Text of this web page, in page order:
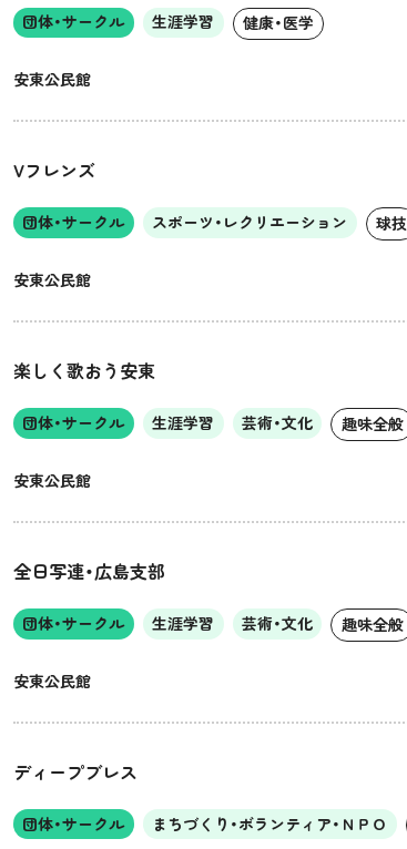
団体・サークル 生涯学習 健康・医学
安東公民館
Vフレンズ
団体・サークル スポーツ・レクリエーション 球技
安東公民館
楽しく歌おう安東
団体・サークル 生涯学習 芸術・文化 趣味全般
安東公民館
全日写連・広島支部
団体・サークル 生涯学習 芸術・文化 趣味全般
安東公民館
ディープブレス
団体・サークル まちづくり・ボランティア・ＮＰＯ